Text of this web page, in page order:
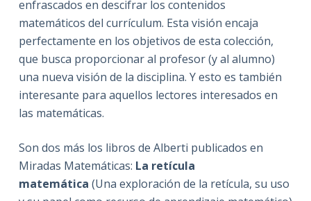
enfrascados en descifrar los contenidos
matemáticos del currículum. Esta visión encaja
perfectamente en los objetivos de esta colección,
que busca proporcionar al profesor (y al alumno)
una nueva visión de la disciplina. Y esto es también
interesante para aquellos lectores interesados en
las matemáticas.
Son dos más los libros de Alberti publicados en
Miradas Matemáticas: La retícula
matemática (Una exploración de la retícula, su uso